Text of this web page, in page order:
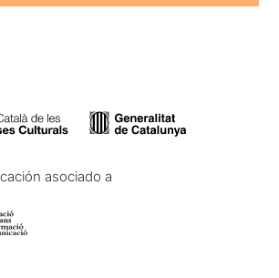
asociado a